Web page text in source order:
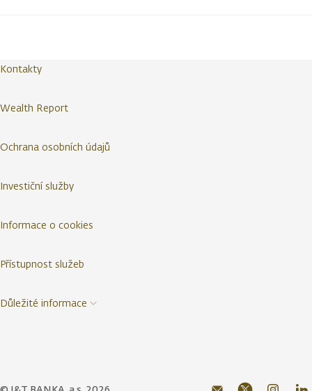
Kontakty
Wealth Report
Ochrana osobních údajů
Investiční služby
Informace o cookies
Přístupnost služeb
Důležité informace